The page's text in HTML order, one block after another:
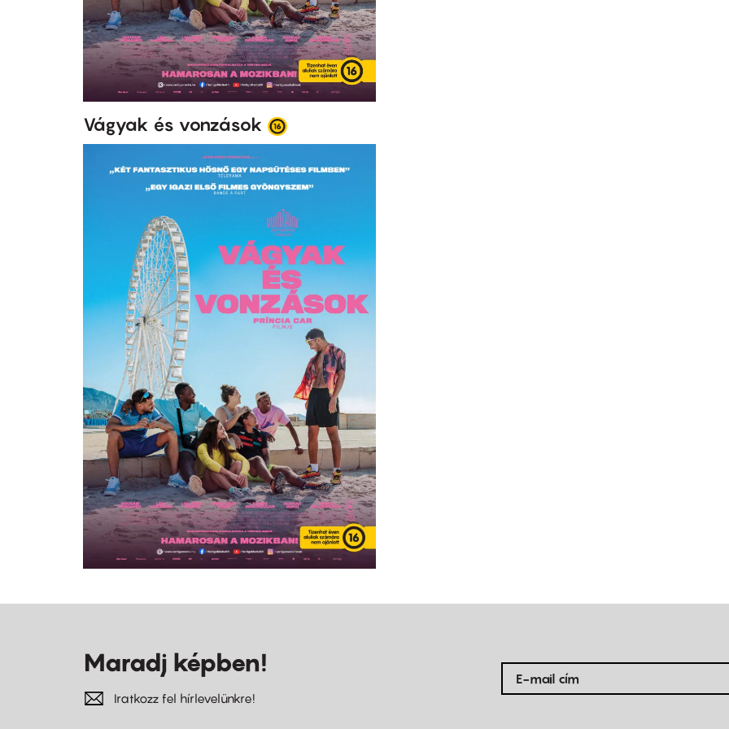
Vágyak és vonzások
Maradj képben!
Iratkozz fel hírlevelünkre!